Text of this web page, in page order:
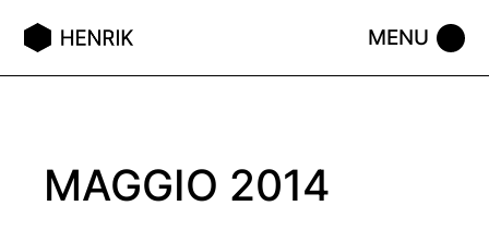
the
MAGGIO 2014